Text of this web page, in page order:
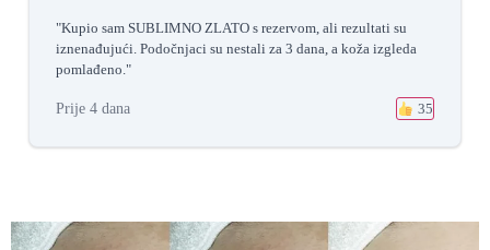
"Kupio sam SUBLIMNO ZLATO s rezervom, ali rezultati su
iznenađujući. Podočnjaci su nestali za 3 dana, a koža izgleda
pomlađeno."
Prije 4 dana 35